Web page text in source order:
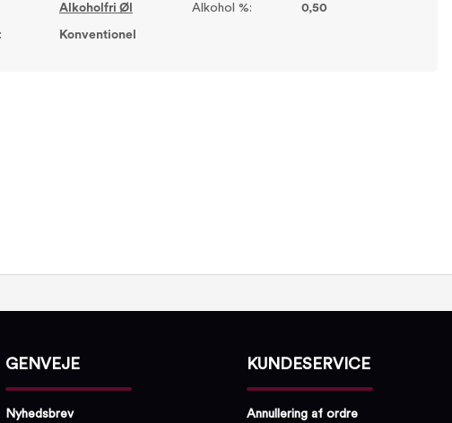
Alkoholfri Øl
Konventionel
Alkohol %: 0,50
GENVEJE
Nyhedsbrev
KUNDESERVICE
Annullering af ordre